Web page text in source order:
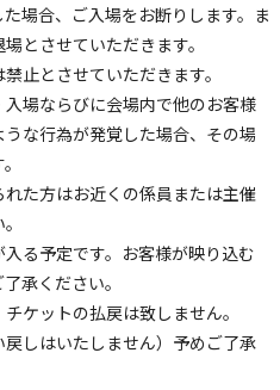
場合、ご入場をお断りします。ま
とさせていただきます。
止とさせていただきます。
場ならびに会場内で他のお客様
な行為が発覚した場合、その場
た方はお近くの係員または主催
。
る予定です。お客様が映り込む
承ください。
ケットの払戻は致しません。
戻しはいたしません）予めご了承